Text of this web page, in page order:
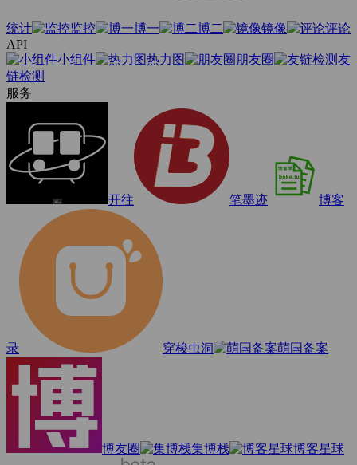
统计 监控 博一 博二 镜像
评论
API
小组件
热力图 朋友圈
友
链检测
服务
开往 笔墨迹 博客
录 穿梭虫洞 萌国备案
博友圈 集博栈 博客星球